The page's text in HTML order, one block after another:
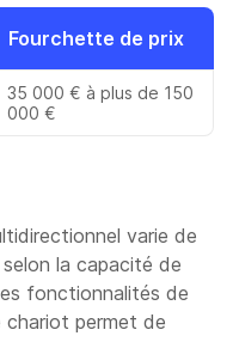
Fourchette de prix
35 000 € à plus de 150
000 €
varie de
selon la capacité de
fonctionnalités de
chariot permet de